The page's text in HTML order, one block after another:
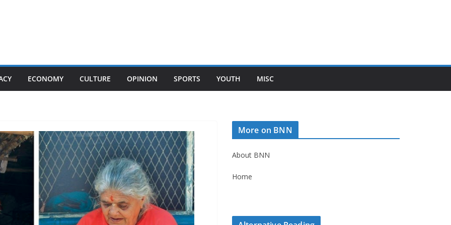
ECONOMY CULTURE OPINION SPORTS YOUTH MISC
More on BNN
About BNN
Home